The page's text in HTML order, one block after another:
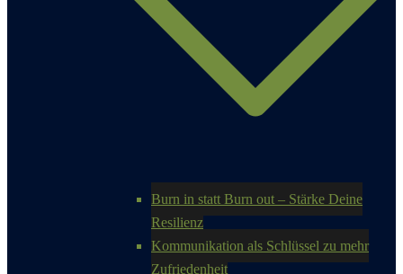
Burn in statt Burn out – Stärke Deine
Resilienz
Kommunikation als Schlüssel zu mehr
Zufriedenheit